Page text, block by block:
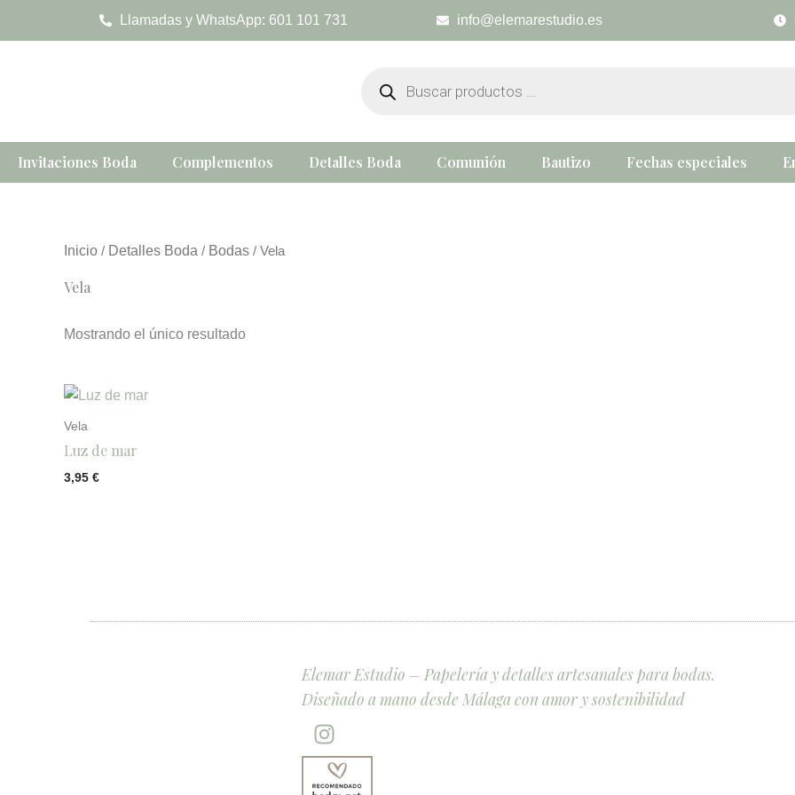
Llamadas y WhatsApp: 601 101 731 info@elemarestudio.es
productos
Invitaciones Boda Complementos Detalles Boda Comunión Bautizo Fechas especiales
Inicio / Detalles Boda / Bodas / Vela
Vela
Mostrando el único resultado
Vela
Luz de mar
3,95 €
Elemar Estudio – Papelería y detalles artesanales para bodas.
Diseñado a mano desde Málaga con amor y sostenibilidad
I
n
s
t